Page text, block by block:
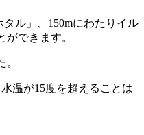
ル」、150mにわたりイル
できます。
温が15度を超えることは